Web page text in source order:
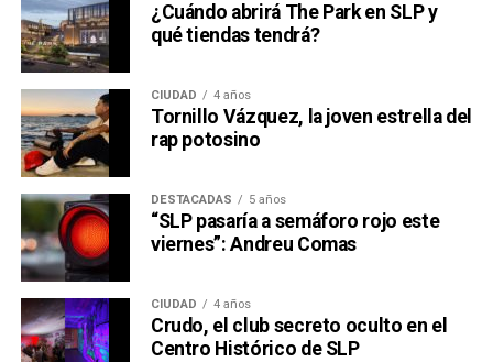
¿Cuándo abrirá The Park en SLP y
qué tiendas tendrá?
CIUDAD 4 años
Tornillo Vázquez, la joven estrella del
rap potosino
DESTACADAS 5 años
“SLP pasaría a semáforo rojo este
viernes”: Andreu Comas
CIUDAD 4 años
Crudo, el club secreto oculto en el
Centro Histórico de SLP